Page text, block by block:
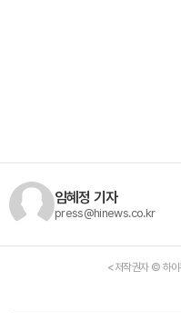
임혜정 기자
press@hinews.co.kr
<저작권자 © 하이